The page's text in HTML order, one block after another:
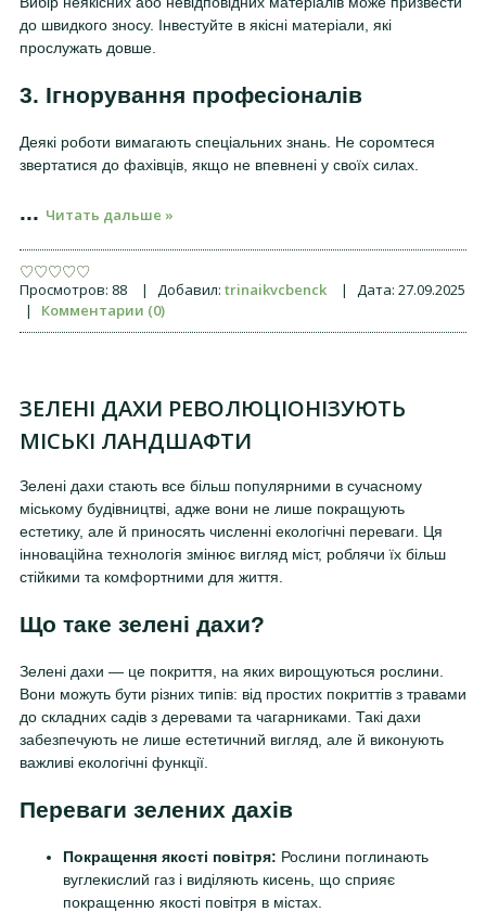
до швидкого зносу. Інвестуйте в якісні матеріали, які
прослужать довше.
3. Ігнорування професіоналів
Деякі роботи вимагають спеціальних знань. Не соромтеся
звертатися до фахівців, якщо не впевнені у своїх силах.
... Читать дальше »
Просмотров: 88 | Добавил: trinaikvcbenck | Дата: 27.09.2025
|
Комментарии (0)
ЗЕЛЕНІ ДАХИ РЕВОЛЮЦІОНІЗУЮТЬ
МІСЬКІ ЛАНДШАФТИ
Зелені дахи стають все більш популярними в сучасному
міському будівництві, адже вони не лише покращують
естетику, але й приносять численні екологічні переваги. Ця
інноваційна технологія змінює вигляд міст, роблячи їх більш
стійкими та комфортними для життя.
Що таке зелені дахи?
Зелені дахи — це покриття, на яких вирощуються рослини.
Вони можуть бути різних типів: від простих покриттів з травами
до складних садів з деревами та чагарниками. Такі дахи
забезпечують не лише естетичний вигляд, але й виконують
важливі екологічні функції.
Переваги зелених дахів
Покращення якості повітря: Рослини поглинають
вуглекислий газ і виділяють кисень, що сприяє
покращенню якості повітря в містах.